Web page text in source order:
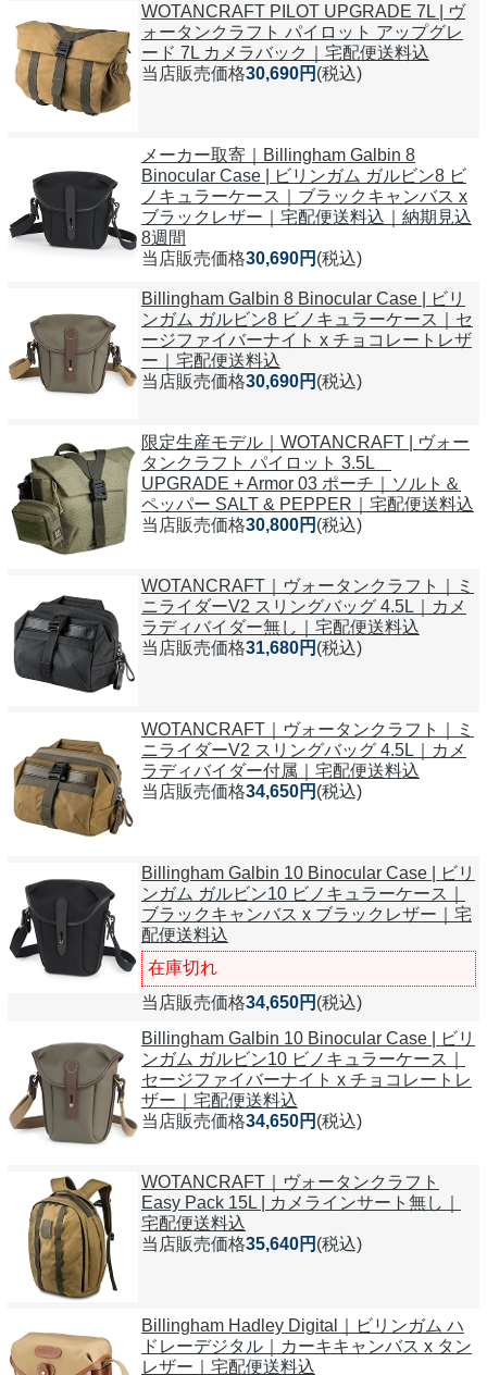
WOTANCRAFT PILOT UPGRADE 7L | ヴ
ォータンクラフト パイロット アップグレ
ード 7L カメラバック｜宅配便送料込
当店販売価格30,690円 (税込)
メーカー取寄｜Billingham Galbin 8
Binocular Case | ビリンガム ガルビン8 ビ
ノキュラーケース｜ブラックキャンバス x
ブラックレザー｜宅配便送料込｜納期見込
8週間
当店販売価格30,690円 (税込)
Billingham Galbin 8 Binocular Case | ビリ
ンガム ガルビン8 ビノキュラーケース｜セ
ージファイバーナイト x チョコレートレザ
ー｜宅配便送料込
当店販売価格30,690円 (税込)
限定生産モデル｜WOTANCRAFT | ヴォー
タンクラフト パイロット 3.5L
UPGRADE + Armor 03 ポーチ｜ソルト＆
ペッパー SALT & PEPPER｜宅配便送料込
当店販売価格30,800円 (税込)
WOTANCRAFT｜ヴォータンクラフト｜ミ
ニライダーV2 スリングバッグ 4.5L｜カメ
ラディバイダー無し｜宅配便送料込
当店販売価格31,680円 (税込)
WOTANCRAFT｜ヴォータンクラフト｜ミ
ニライダーV2 スリングバッグ 4.5L｜カメ
ラディバイダー付属｜宅配便送料込
当店販売価格34,650円 (税込)
Billingham Galbin 10 Binocular Case | ビリ
ンガム ガルビン10 ビノキュラーケース｜
ブラックキャンバス x ブラックレザー｜宅
配便送料込
在庫切れ
当店販売価格34,650円 (税込)
Billingham Galbin 10 Binocular Case | ビリ
ンガム ガルビン10 ビノキュラーケース｜
セージファイバーナイト x チョコレートレ
ザー｜宅配便送料込
当店販売価格34,650円 (税込)
WOTANCRAFT｜ヴォータンクラフト
Easy Pack 15L | カメラインサート無し｜
宅配便送料込
当店販売価格35,640円 (税込)
Billingham Hadley Digital｜ビリンガム ハ
ドレーデジタル｜カーキキャンバス x タン
レザー｜宅配便送料込